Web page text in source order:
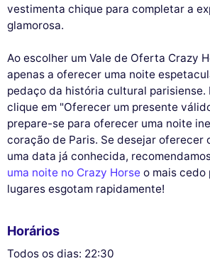
vestimenta chique para completar a
glamorosa.
Ao escolher um Vale de Oferta Crazy
apenas a oferecer uma noite
pedaço da história cultural parisiense.
clique em "Oferecer um presente
prepare-se para oferecer uma noite
coração de Paris. Se desejar oferecer
uma data já conhecida,
uma noite no Crazy Horse o mais cedo
lugares esgotam rapidamente!
Horários
Todos os dias: 22:30